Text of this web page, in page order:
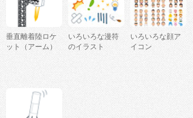
垂直離着陸ロケ
ット（アーム）
いろいろな漫符
のイラスト
いろいろな顔ア
イコン